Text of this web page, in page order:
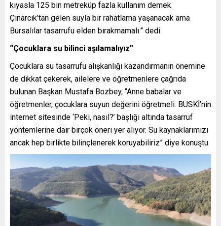
kıyasla 125 bin metreküp fazla kullanım demek.
Çınarcık’tan gelen suyla bir rahatlama yaşanacak ama
Bursalılar tasarrufu elden bırakmamalı.” dedi.
“Çocuklara su bilinci aşılamalıyız”
Çocuklara su tasarrufu alışkanlığı kazandırmanın önemine
de dikkat çekerek, ailelere ve öğretmenlere çağrıda
bulunan Başkan Mustafa Bozbey, “Anne babalar ve
öğretmenler, çocuklara suyun değerini öğretmeli. BUSKİ’nin
internet sitesinde ‘Peki, nasıl?’ başlığı altında tasarruf
yöntemlerine dair birçok öneri yer alıyor. Su kaynaklarımızı
ancak hep birlikte bilinçlenerek koruyabiliriz” diye konuştu.